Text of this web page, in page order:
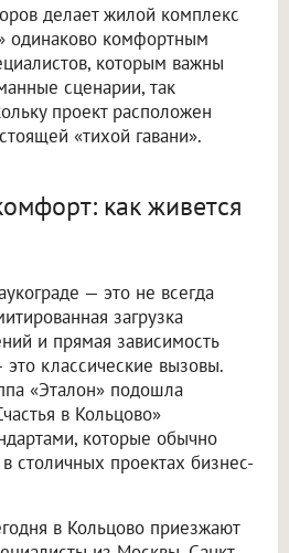
делает жилой комплекс
одинаково комфортным
которым важны
сценарии, так
проект расположен
«тихой гавани».
как живется
— это не всегда
загрузка
и прямая зависимость
это классические вызовы.
«Эталон» подошла
в Кольцово»
которые обычно
столичных проектах бизнес-
в Кольцово приезжают